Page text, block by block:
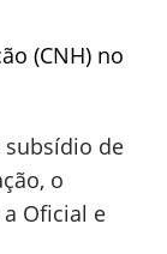
(CNH) no
subsídio de
o
Oficial e